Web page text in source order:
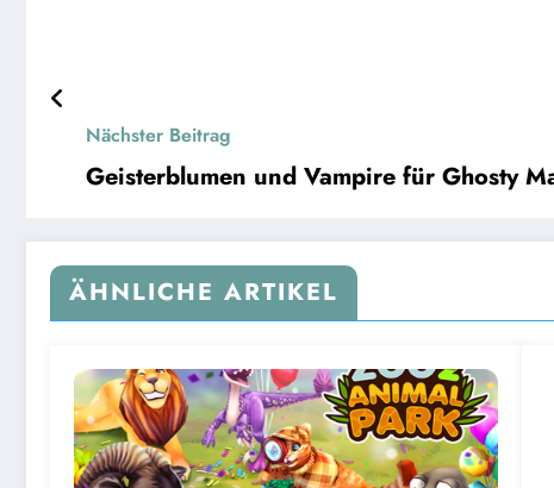
Nächster Beitrag
Geisterblumen und Vampire für Ghosty
ÄHNLICHE ARTIKEL